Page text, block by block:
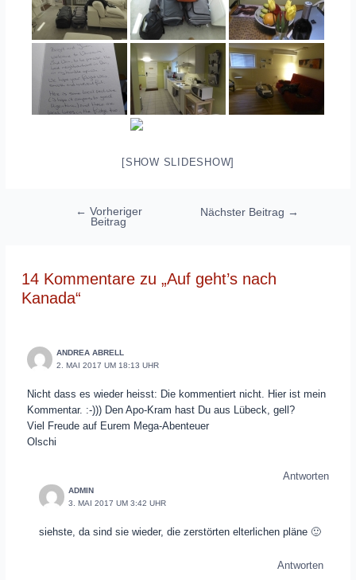
[SHOW SLIDESHOW]
Beitragsnavigation
← Vorheriger
Beitrag
Nächster Beitrag →
14 Kommentare zu „Auf geht’s nach
Kanada“
ANDREA ABRELL
2. MAI 2017 UM 18:13 UHR
Nicht dass es wieder heisst: Die kommentiert nicht. Hier ist mein
Kommentar. :-))) Den Apo-Kram hast Du aus Lübeck, gell?
Viel Freude auf Eurem Mega-Abenteuer
Olschi
Antworten
ADMIN
3. MAI 2017 UM 3:42 UHR
siehste, da sind sie wieder, die zerstörten elterlichen pläne 🙂
Antworten